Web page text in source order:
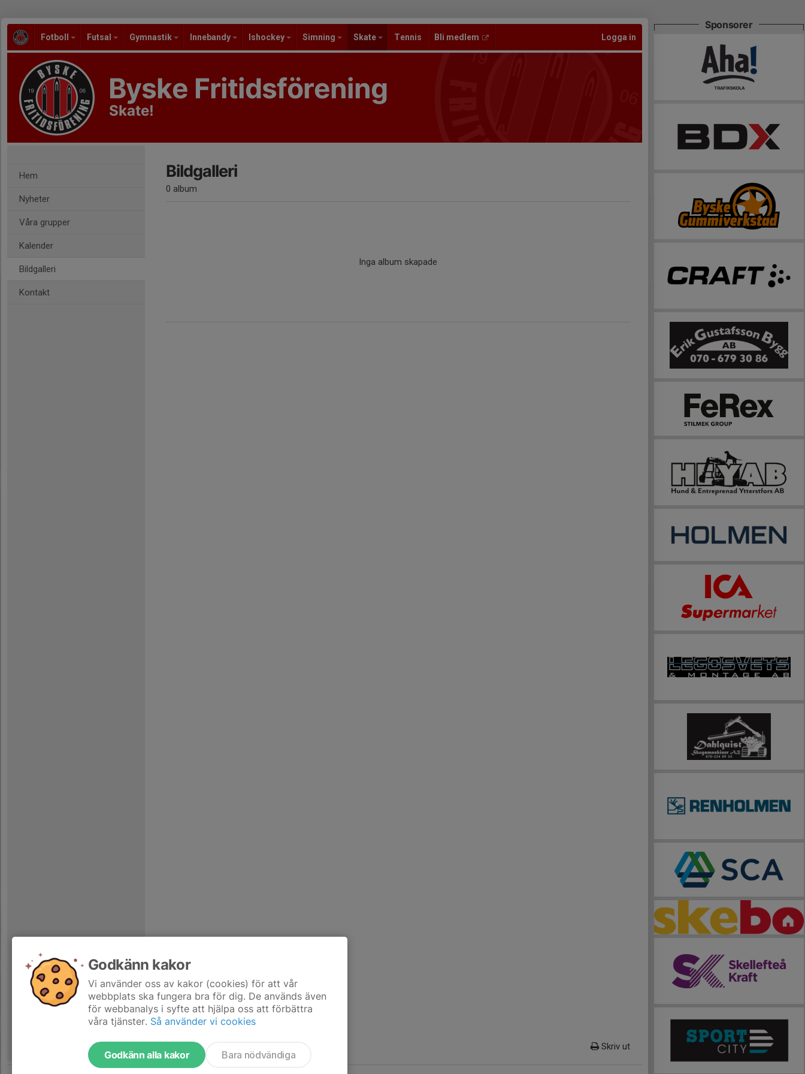
Fotboll Futsal Gymnastik Innebandy Ishockey Simning Skate Tennis Bli medlem Logga in
Byske Fritidsförening
Skate!
Hem
Nyheter
Våra grupper
Kalender
Bildgalleri
Kontakt
Bildgalleri
0 album
Inga album skapade
Skriv ut
Sponsorer
Godkänn kakor
Vi använder oss av kakor (cookies) för att vår
webbplats ska fungera bra för dig. De används även
för webbanalys i syfte att hjälpa oss att förbättra
våra tjänster. Så använder vi cookies
Godkänn alla kakor Bara nödvändiga